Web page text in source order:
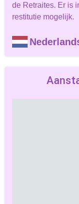
de Retraites. Er is
restitutie mogelijk.